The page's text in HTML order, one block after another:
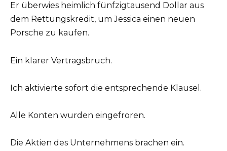
Er überwies heimlich fünfzigtausend Dollar aus
dem Rettungskredit, um Jessica einen neuen
Porsche zu kaufen.
Ein klarer Vertragsbruch.
Ich aktivierte sofort die entsprechende Klausel.
Alle Konten wurden eingefroren.
Die Aktien des Unternehmens brachen ein.